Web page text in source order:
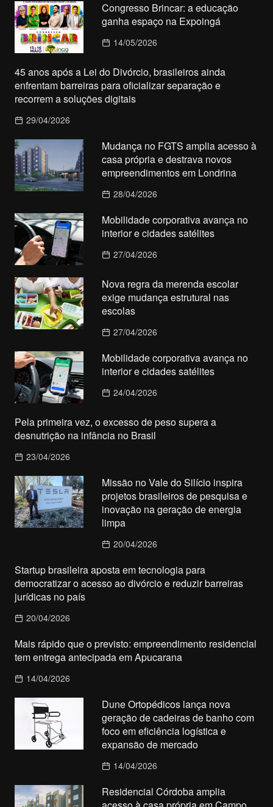
Congresso Brincar: a educação
ganha espaço na Expoingá
14/05/2026
45 anos após a Lei do Divórcio, brasileiros ainda
enfrentam barreiras para oficializar separação e
recorrem a soluções digitais
29/04/2026
Mudança no FGTS amplia acesso à
casa própria e destrava novos
empreendimentos em Londrina
28/04/2026
Mobilidade corporativa avança no
interior e cidades satélites
27/04/2026
Nova regra da merenda escolar
exige mudança estrutural nas
escolas
27/04/2026
Mobilidade corporativa avança no
interior e cidades satélites
24/04/2026
Pela primeira vez, o excesso de peso supera a
desnutrição na infância no Brasil
23/04/2026
Missão no Vale do Silício inspira
projetos brasileiros de pesquisa e
inovação na geração de energia
limpa
20/04/2026
Startup brasileira aposta em tecnologia para
democratizar o acesso ao divórcio e reduzir barreiras
jurídicas no país
20/04/2026
Mais rápido que o previsto: empreendimento residencial
tem entrega antecipada em Apucarana
14/04/2026
Dune Ortopédicos lança nova
geração de cadeiras de banho com
foco em eficiência logística e
expansão de mercado
14/04/2026
Residencial Córdoba amplia